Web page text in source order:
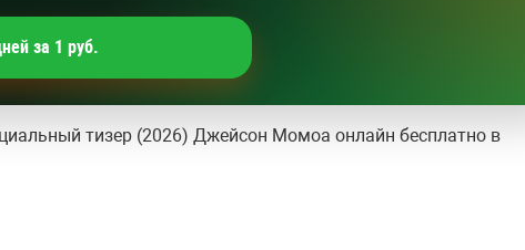
за 1 руб.
тизер (2026) Джейсон Момоа онлайн бесплатно в